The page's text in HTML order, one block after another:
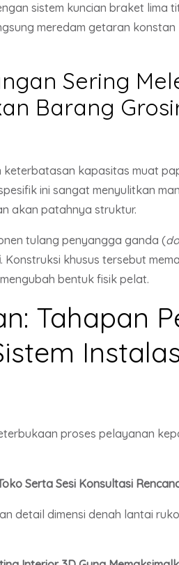
sistem kuncian braket lima
meredam getaran
Sering
Barang
kapasitas muat
ini sangat menyulitkan
akan patahnya struktur.
tulang penyangga ganda (
. Konstruksi khusus tersebut
bentuk fisik pelat.
Tahapan
proses pelayanan
Serta Sesi Konsultasi
detail dimensi denah lantai